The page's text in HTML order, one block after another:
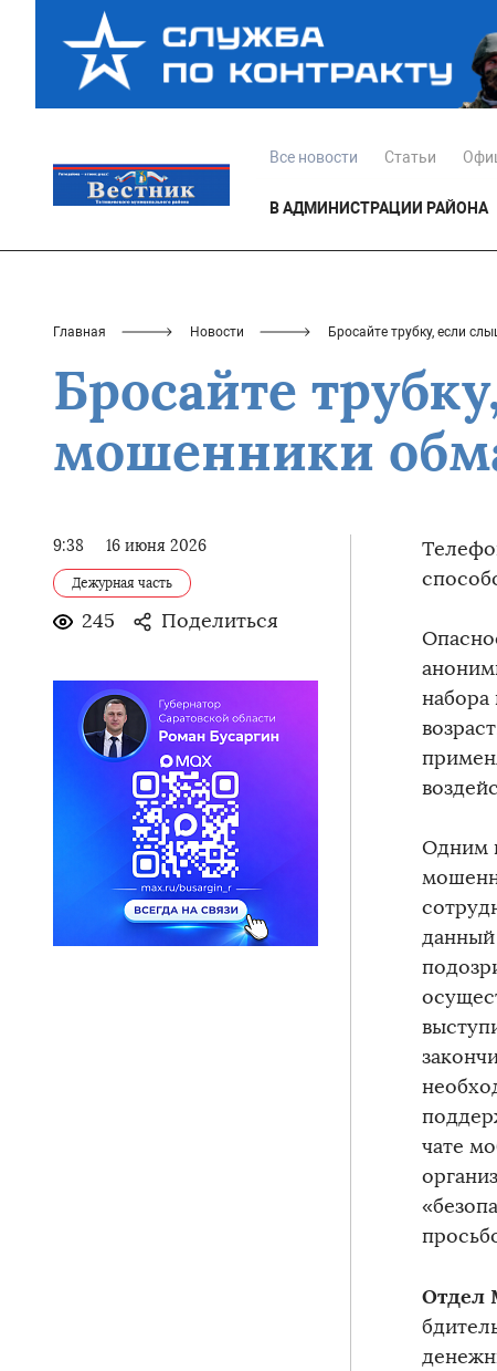
Все новости Статьи
В АДМИНИСТРАЦИИ РАЙОНА
Главная Новости Бросайте трубку, если
Бросайте
мошенники
9:38 16 июня 2026
Дежурная часть
245 Поделиться
набора
Одним
данный
чате
Отдел